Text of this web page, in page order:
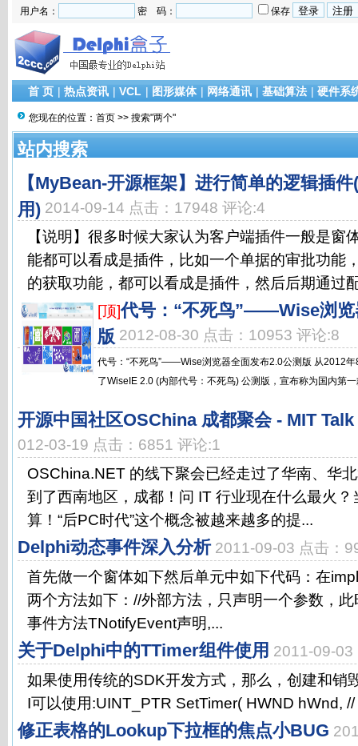
用户名： 密 码： 保存
首 页 | 热点资讯 | VCL | 图形媒体 | 网络通讯 | 基础算法 | 硬件系
您现在的位置： 首页 >> 搜索"两个"
站内搜索
【MyBean-开源框架】进行简单的逻辑插
用) 2014-09-14 点击：17948 评论:4
【说明】很多时候大家认为客户端插件一般是窗
能都可以看成是插件，比如一个单据的审批功能
的获取功能，都可以看成是插件，然后后期通过
[顶]代号：“不死鸟”——Wise浏览
版 2012-08-30 点击：10953 评论:8
代号：“不死鸟”——Wise浏览器全面发布2.0公测版 从2012
了WiseIE 2.0 (内部代号：不死鸟) 公测版，宣布称为国内第一
开源中国社区OSChina 成都聚会 - MIT
012-03-19 点击：6851 评论:1
OSChina.NET 的线下聚会已经走过了华南、华
到了西南地区，成都！问 IT 行业现在什么最火
算！“后PC时代”这个概念被越来越多的提...
Delphi动态事件深入分析 2011-09-03 点击：
首先做一个窗体如下然后单元中如下代码：在
两个方法如下：//外部方法，只声明一个参数，
事件方法TNotifyEvent声明,...
关于Delphi中的TTimer组件使用 2011-09-03
如果使用传统的SDK开发方式，那么，创建和销
I可以使用:UINT_PTR SetTimer( HWND hWnd,
修正表格的Lookup下拉框的焦点小BUG